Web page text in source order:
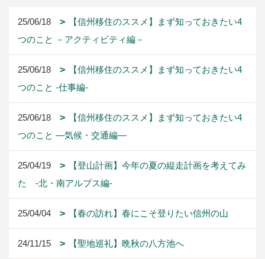
25/06/18
【信州移住のススメ】まず知っておきたい4
つのこと －アクティビティ編－
25/06/18
【信州移住のススメ】まず知っておきたい4
つのこと -仕事編-
25/06/18
【信州移住のススメ】まず知っておきたい4
つのこと ―気候・交通編―
25/04/19
【登山計画】今年の夏の縦走計画を考えてみ
た -北・南アルプス編-
25/04/04 【春の訪れ】春にこそ登りたい信州の山
24/11/15 【聖地巡礼】晩秋の八方池へ